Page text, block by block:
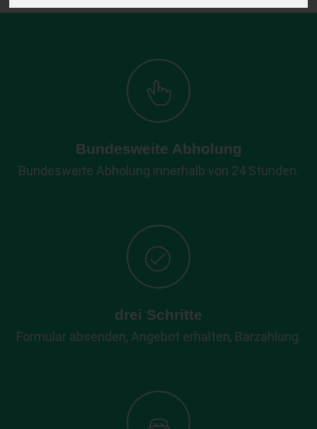
Bundesweite Abholung
Bundesweite Abholung innerhalb von 24 Stunden.
drei Schritte
Formular absenden, Angebot erhalten, Barzahlung.